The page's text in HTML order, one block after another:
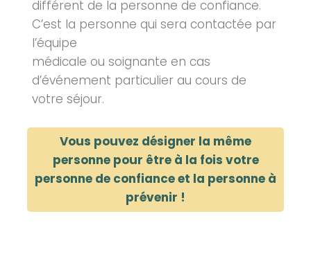
différent de la personne de confiance.
C’est la personne qui sera contactée par
l’équipe
médicale ou soignante en cas
d’événement particulier au cours de
votre séjour.
Vous pouvez désigner la même
personne pour être à la fois votre
personne de confiance et la personne à
prévenir !